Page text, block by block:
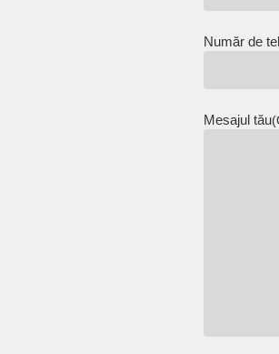
Număr de
Mesajul tău